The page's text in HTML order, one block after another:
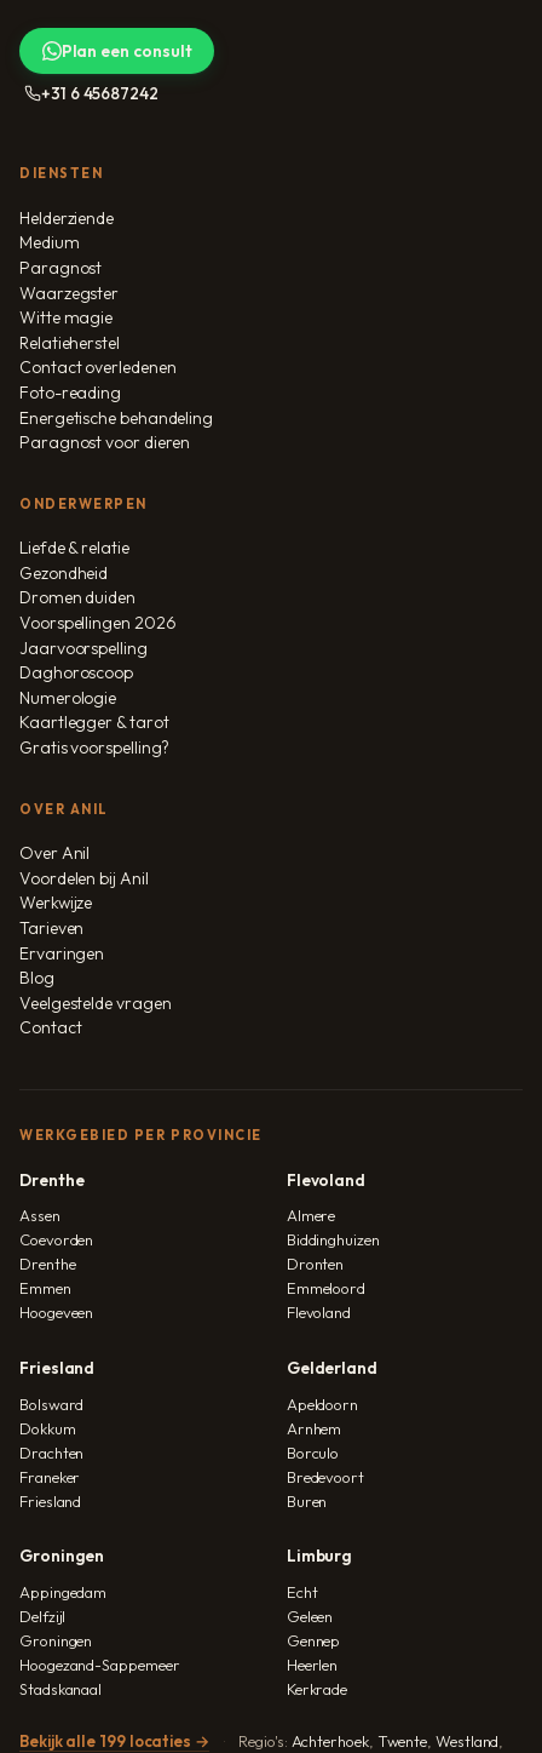
Plan een consult
+31 6 45687242
DIENSTEN
Helderziende
Medium
Paragnost
Waarzegster
Witte magie
Relatieherstel
Contact overledenen
Foto-reading
Energetische behandeling
Paragnost voor dieren
ONDERWERPEN
Liefde & relatie
Gezondheid
Dromen duiden
Voorspellingen 2026
Jaarvoorspelling
Daghoroscoop
Numerologie
Kaartlegger & tarot
Gratis voorspelling?
OVER ANIL
Over Anil
Voordelen bij Anil
Werkwijze
Tarieven
Ervaringen
Blog
Veelgestelde vragen
Contact
WERKGEBIED PER PROVINCIE
Drenthe
Assen
Coevorden
Drenthe
Emmen
Hoogeveen
Flevoland
Almere
Biddinghuizen
Dronten
Emmeloord
Flevoland
Friesland
Bolsward
Dokkum
Drachten
Franeker
Friesland
Gelderland
Apeldoorn
Arnhem
Borculo
Bredevoort
Buren
Groningen
Appingedam
Delfzijl
Groningen
Hoogezand-Sappemeer
Stadskanaal
Limburg
Echt
Geleen
Gennep
Heerlen
Kerkrade
Bekijk alle 199 locaties → Regio's: Achterhoek, Twente Westland